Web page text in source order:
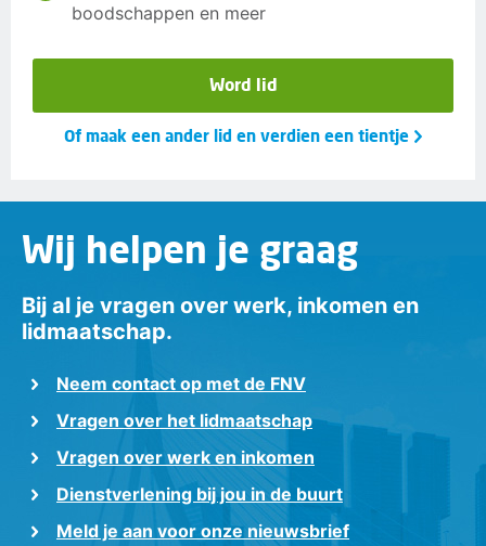
boodschappen en meer
Word lid
Of maak een ander lid en verdien een tientje
Wij helpen je graag
Bij al je vragen over werk, inkomen en
lidmaatschap.
Neem contact op met de FNV
Vragen over het lidmaatschap
Vragen over werk en inkomen
Dienstverlening bij jou in de buurt
Meld je aan voor onze nieuwsbrief